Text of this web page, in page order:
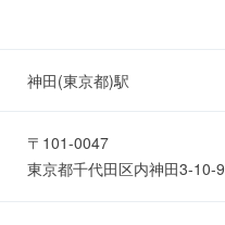
神田(東京都)駅
〒101-0047
東京都千代田区内神田3-10-